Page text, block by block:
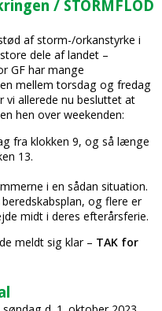
/ STORMFLOD
af storm-/orkanstyrke i
dele af landet –
GF har mange
mellem torsdag og fredag
allerede nu besluttet at
hen over weekenden:
fra klokken 9, og så længe
13.
i en sådan situation.
og flere er
midt i deres efterårsferie.
meldt sig klar – TAK for